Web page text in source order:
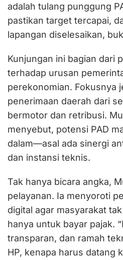
adalah tulang punggung
pastikan target tercapai,
lapangan diselesaikan,
Kunjungan ini bagian dari
terhadap urusan
perekonomian. Fokusnya
penerimaan daerah dari
bermotor dan retribusi.
menyebut, potensi PAD
dalam—asal ada sinergi
dan instansi teknis.
Tak hanya bicara angka,
pelayanan. Ia menyoroti
digital agar masyarakat
hanya untuk bayar pajak.
transparan, dan ramah
HP, kenapa harus datang